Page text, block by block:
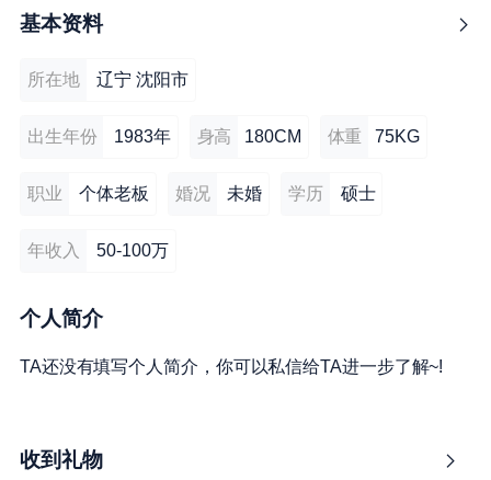
基本资料
所在地 辽宁 沈阳市
出生年份 1983年 身高 180CM 体重 75KG
职业 个体老板 婚况 未婚 学历 硕士
年收入 50-100万
个人简介
TA还没有填写个人简介，你可以私信给TA进一步了解~!
收到礼物